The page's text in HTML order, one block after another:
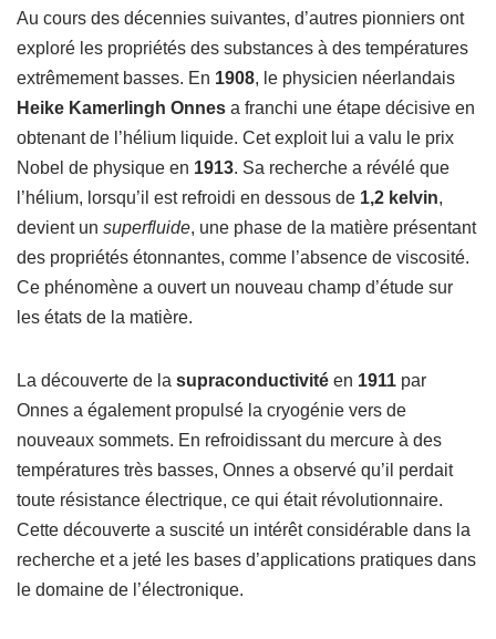
Au cours des décennies suivantes, d’autres pionniers ont
exploré les propriétés des substances à des températures
extrêmement basses. En 1908, le physicien néerlandais
Heike Kamerlingh Onnes a franchi une étape décisive en
obtenant de l’hélium liquide. Cet exploit lui a valu le prix
Nobel de physique en 1913. Sa recherche a révélé que
l’hélium, lorsqu’il est refroidi en dessous de 1,2 kelvin,
devient un superfluide, une phase de la matière présentant
des propriétés étonnantes, comme l’absence de viscosité.
Ce phénomène a ouvert un nouveau champ d’étude sur
les états de la matière.
La découverte de la supraconductivité en 1911 par
Onnes a également propulsé la cryogénie vers de
nouveaux sommets. En refroidissant du mercure à des
températures très basses, Onnes a observé qu’il perdait
toute résistance électrique, ce qui était révolutionnaire.
Cette découverte a suscité un intérêt considérable dans la
recherche et a jeté les bases d’applications pratiques dans
le domaine de l’électronique.